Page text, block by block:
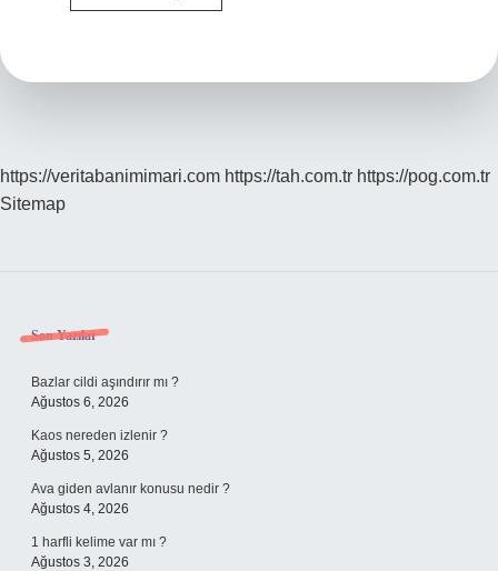
Doğan
https://veritabanimimari.com https://tah.com.tr https://pog.com.tr
Sitemap
Sidebar
Son Yazılar
Bazlar cildi aşındırır mı ?
Ağustos 6, 2026
Kaos nereden izlenir ?
Ağustos 5, 2026
Ava giden avlanır konusu nedir ?
Ağustos 4, 2026
1 harfli kelime var mı ?
Ağustos 3, 2026